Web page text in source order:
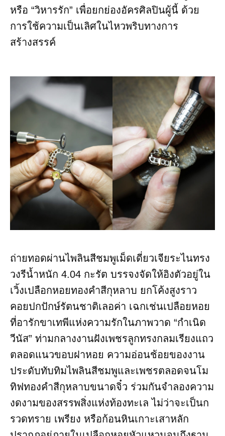
หรือ “วิหารรัก” เพื่อยกย่องอัครศิลปินผู้นี้ ด้วย
การใช้ความเป็นเลิศในไหวพริบทางการ
สร้างสรรค์
ถ่ายทอดผ่านไพลินสีชมพูเม็ดเดี่ยวเจียระไนทรง
วงรีน้ำหนัก 4.04 กะรัต บรรจงจัดให้อิงตัวอยู่ใน
เวิ้งเปลือกหอยทองคำสีกุหลาบ ยกโค้งสูงราว
คอยปกปักษ์รัตนชาติเลอค่า เฉกเช่นเปลือยหอย
ที่อารักขาเทพีแห่งความรักในภาพวาด “กำเนิด
วีนัส” ท่ามกลางงานฝังเพชรลูกทรงกลมเรียงแถว
ตลอดแนวขอบฝาหอย ความอ่อนช้อยของงาน
ประดับทับทิมไพลินสีชมพูและเพชรตลอดจนโม
ทิฟทองคำสีกุหลาบขนาดจิ๋ว ร่วมกันจำลองความ
งดงามของสรรพสิ่งแห่งท้องทะเล ไม่ว่าจะเป็นก
รวดทราย เพรียง หรือก้อนหินเกาะเสาหลัก